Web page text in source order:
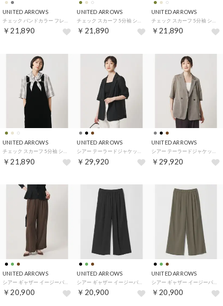
UNITED ARROWS
￥21,890
UNITED ARROWS
￥21,890
UNITED ARROWS
￥21,890
UNITED ARROWS
￥21,890
UNITED ARROWS
￥29,920
UNITED ARROWS
￥29,920
UNITED ARROWS
￥20,900
UNITED ARROWS
￥20,900
UNITED ARROWS
シアー ギャザー イージーパンツ （OLIVE）
￥20,900